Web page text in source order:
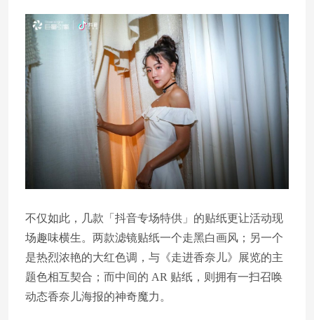
不仅如此，几款「抖音专场特供」的贴纸更让活动现
场趣味横生。两款滤镜贴纸一个走黑白画风；另一个
是热烈浓艳的大红色调，与《走进香奈儿》展览的主
题色相互契合；而中间的 AR 贴纸，则拥有一扫召唤
动态香奈儿海报的神奇魔力。